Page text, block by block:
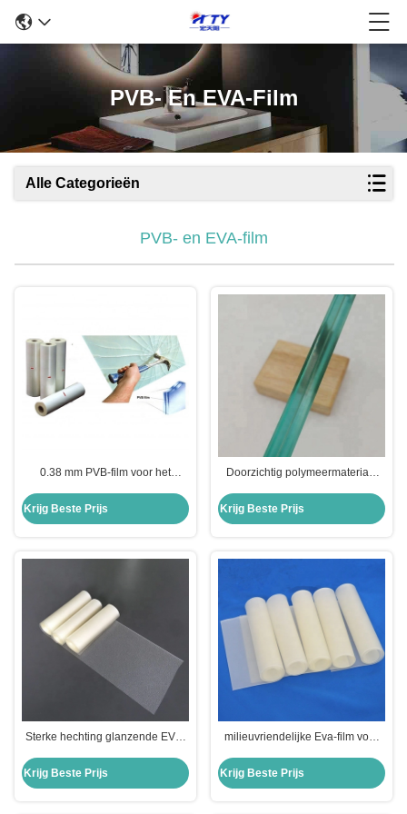
PVB- En EVA-Film
Alle Categorieën
PVB- en EVA-film
0.38 mm PVB-film voor het
Krijg Beste Prijs
Doorzichtig polymeermateriaal
automobielglas
Krijg Beste Prijs
Sterke hechting glanzende EVA-
polymeermateriaal in
kantoorgebouwen
Krijg Beste Prijs
milieuvriendelijke Eva-film voor
Krijg Beste Prijs